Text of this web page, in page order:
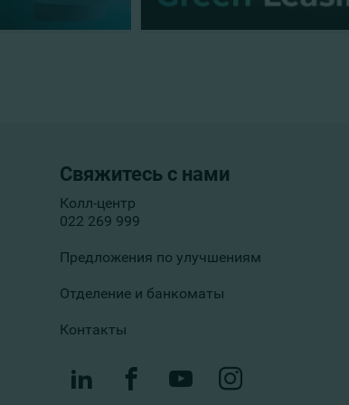
Свяжитесь с нами
Колл-центр
022 269 999
Предложения по улучшениям
Отделение и банкоматы
Контакты